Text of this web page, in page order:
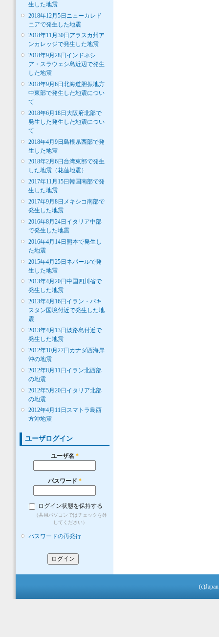
生した地震
2018年12月5日ニューカレド
ニアで発生した地震
2018年11月30日アラスカ州ア
ンカレッジで発生した地震
2018年9月28日インドネシ
ア・スラウェシ島近辺で発生
した地震
2018年9月6日北海道胆振地方
中東部で発生した地震につい
て
2018年6月18日大阪府北部で
発生した発生した地震につい
て
2018年4月9日島根県西部で発
生した地震
2018年2月6日台湾東部で発生
した地震（花蓮地震）
2017年11月15日韓国南部で発
生した地震
2017年9月8日メキシコ南部で
発生した地震
2016年8月24日イタリア中部
で発生した地震
2016年4月14日熊本で発生し
た地震
2015年4月25日ネパールで発
生した地震
2013年4月20日中国四川省で
発生した地震
2013年4月16日イラン・パキ
スタン国境付近で発生した地
震
2013年4月13日淡路島付近で
発生した地震
2012年10月27日カナダ西海岸
沖の地震
2012年8月11日イラン北西部
の地震
2012年5月20日イタリア北部
の地震
2012年4月11日スマトラ島西
方沖地震
ユーザログイン
ユーザ名 *
パスワード *
ログイン状態を保持する
（共用パソコンではチェックを外
してください）
パスワードの再発行